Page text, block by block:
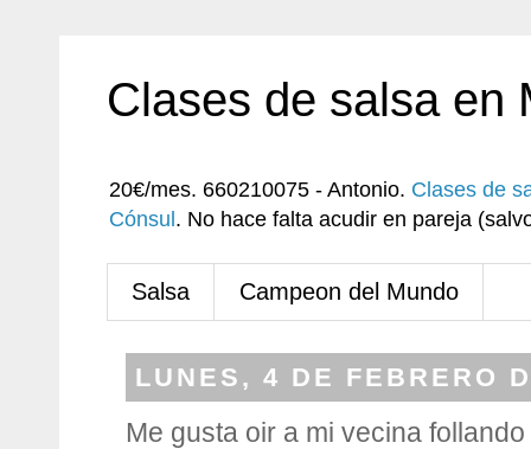
Clases de salsa en
20€/mes. 660210075 - Antonio. Clases de
Cónsul . No hace falta acudir en pareja
Salsa Campeon del Mundo
LUNES, 4 DE FEBRERO
Me gusta oir a mi vecina follando